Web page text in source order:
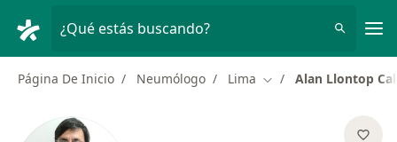
¿Qué estás buscando?
Página De Inicio Neumólogo Lima Cambiar de ciudad
Alan Llontop